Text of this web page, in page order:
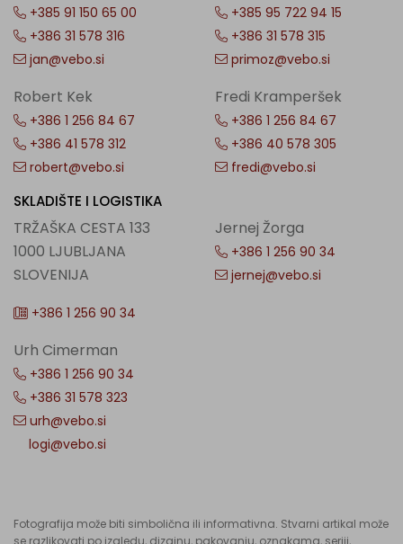
+385 91 150 65 00
+386 31 578 316
jan@vebo.si
+385 95 722 94 15
+386 31 578 315
primoz@vebo.si
Robert Kek
+386 1 256 84 67
+386 41 578 312
robert@vebo.si
Fredi Kramperšek
+386 1 256 84 67
+386 40 578 305
fredi@vebo.si
SKLADIŠTE I LOGISTIKA
TRŽAŠKA CESTA 133
1000 LJUBLJANA
SLOVENIJA
+386 1 256 90 34
Urh Cimerman
+386 1 256 90 34
+386 31 578 323
urh@vebo.si
logi@vebo.si
Jernej Žorga
+386 1 256 90 34
jernej@vebo.si
Fotografija može biti simbolična ili informativna. Stvarni artikal može